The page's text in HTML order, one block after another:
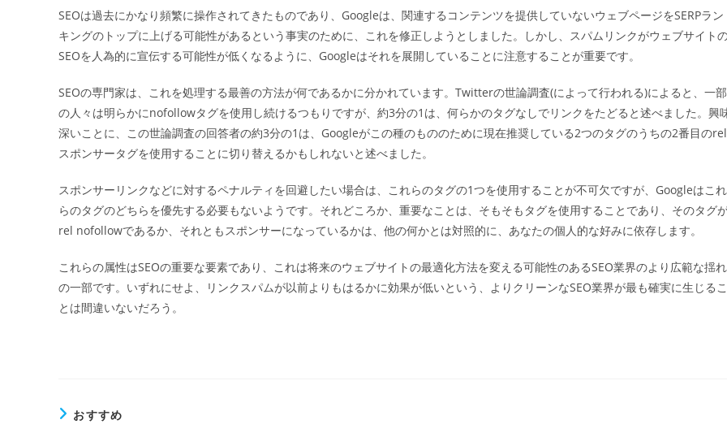
開
日:
テ
ゴ
リ
ー:
SEOは過去にかなり頻繁に操作されてきたものであり、Googleは、関連するコンテンツを提供していないウェブページをSERPラン
キングのトップに上げる可能性があるという事実のために、これを修正しようとしました。しかし、スパムリンクがウェブサイト
SEOを人為的に宣伝する可能性が低くなるように、Googleはそれを展開していることに注意することが重要です。
SEOの専門家は、これを処理する最善の方法が何であるかに分かれています。Twitterの世論調査(によって行われる)によると、一部
の人々は明らかにnofollowタグを使用し続けるつもりですが、約3分の1は、何らかのタグなしでリンクをたどると述べました。興
深いことに、この世論調査の回答者の約3分の1は、Googleがこの種のもののために現在推奨している2つのタグのうちの2番目のrel
スポンサータグを使用することに切り替えるかもしれないと述べました。
スポンサーリンクなどに対するペナルティを回避したい場合は、これらのタグの1つを使用することが不可欠ですが、Googleはこれ
らのタグのどちらを優先する必要もないようです。それどころか、重要なことは、そもそもタグを使用することであり、そのタグ
rel nofollowであるか、それともスポンサーになっているかは、他の何かとは対照的に、あなたの個人的な好みに依存します。
これらの属性はSEOの重要な要素であり、これは将来のウェブサイトの最適化方法を変える可能性のあるSEO業界のより広範な揺れ
の一部です。いずれにせよ、リンクスパムが以前よりもはるかに効果が低いという、よりクリーンなSEO業界が最も確実に生じるこ
とは間違いないだろう。
おすすめ